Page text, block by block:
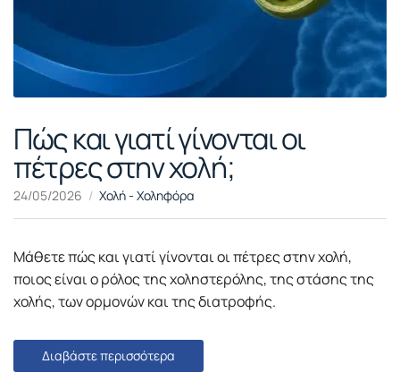
Πώς και γιατί γίνονται οι
πέτρες στην χολή;
24/05/2026 Χολή - Χοληφόρα
Μάθετε πώς και γιατί γίνονται οι πέτρες στην χολή,
ποιος είναι ο ρόλος της χοληστερόλης, της στάσης της
χολής, των ορμονών και της διατροφής.
Διαβάστε περισσότερα